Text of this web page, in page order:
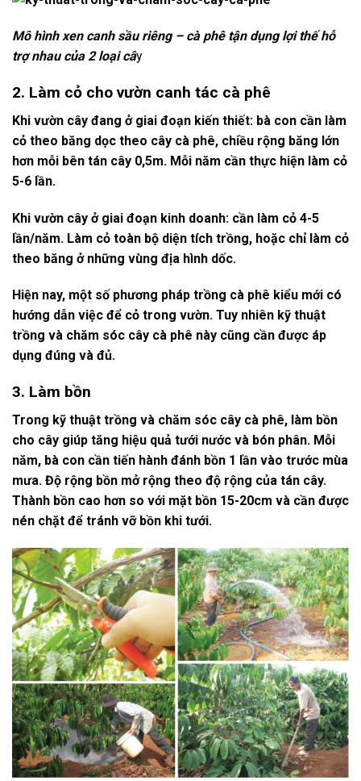
Mô hình xen canh sầu riêng – cà phê tận dụng lợi thế hỗ
trợ nhau của 2 loại cây
2. Làm cỏ cho vườn canh tác cà phê
Khi vườn cây đang ở giai đoạn kiến thiết: bà con cần làm
cỏ theo băng dọc theo cây cà phê, chiều rộng băng lớn
hơn mỗi bên tán cây 0,5m. Mỗi năm cần thực hiện làm cỏ
5-6 lần.
Khi vườn cây ở giai đoạn kinh doanh: cần làm cỏ 4-5
lần/năm. Làm cỏ toàn bộ diện tích trồng, hoặc chỉ làm cỏ
theo băng ở những vùng địa hình dốc.
Hiện nay, một số phương pháp trồng cà phê kiểu mới có
hướng dẫn việc để cỏ trong vườn. Tuy nhiên kỹ thuật
trồng và chăm sóc cây cà phê này cũng cần được áp
dụng đúng và đủ.
3. Làm bồn
Trong kỹ thuật trồng và chăm sóc cây cà phê, làm bồn
cho cây giúp tăng hiệu quả tưới nước và bón phân. Mỗi
năm, bà con cần tiến hành đánh bồn 1 lần vào trước mùa
mưa. Độ rộng bồn mở rộng theo độ rộng của tán cây.
Thành bồn cao hơn so với mặt bồn 15-20cm và cần được
nén chặt để tránh vỡ bồn khi tưới.